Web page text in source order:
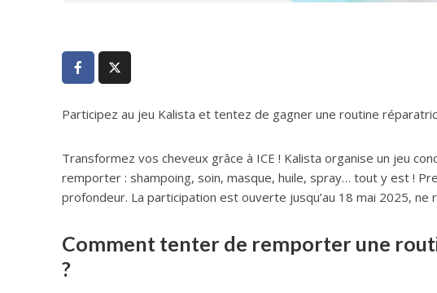
Participez au jeu Kalista et tentez de gagner une routine
Transformez vos cheveux grâce à ICE ! Kalista organise un jeu
remporter : shampoing, soin, masque, huile, spray… tout y est !
profondeur. La participation est ouverte jusqu’au 18 mai 2025, ne
Comment tenter de remporter une
?